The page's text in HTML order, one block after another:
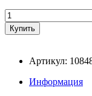
Артикул:
Информация